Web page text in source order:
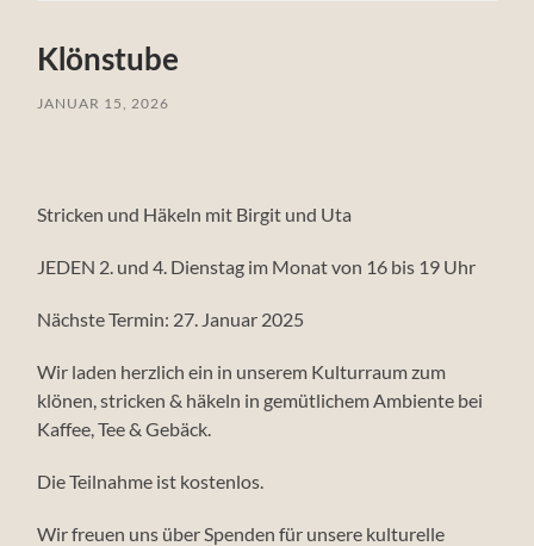
Klönstube
JANUAR 15, 2026
Stricken und Häkeln mit Birgit und Uta
JEDEN 2. und 4. Dienstag im Monat von 16 bis 19 Uhr
Nächste Termin: 27. Januar 2025
Wir laden herzlich ein in unserem Kulturraum zum
klönen, stricken & häkeln in gemütlichem Ambiente bei
Kaffee, Tee & Gebäck.
Die Teilnahme ist kostenlos.
Wir freuen uns über Spenden für unsere kulturelle